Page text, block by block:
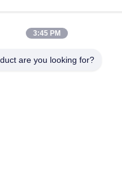
Batterie du
3:45 PM
are you looking for?